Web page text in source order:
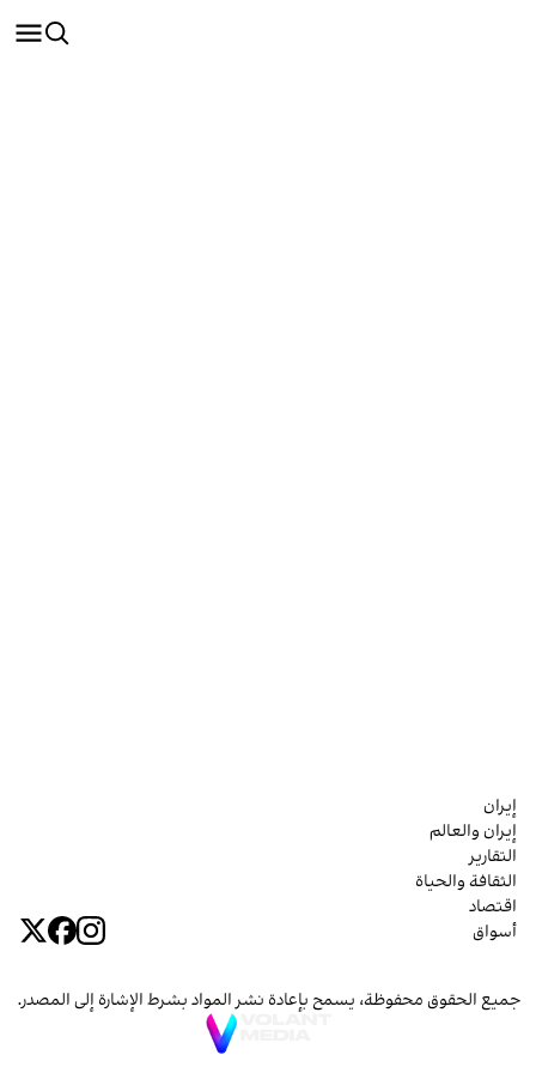
إيران
إيران والعالم
التقارير
الثقافة والحياة
اقتصاد
أسواق
جميع الحقوق محفوظة، يسمح بإعادة نشر المواد بشرط الإشارة إلى المصدر.